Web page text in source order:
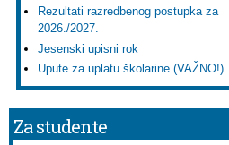
Rezultati razredbenog postupka za
2026./2027.
Jesenski upisni rok
Upute za uplatu školarine (VAŽNO!)
Za studente